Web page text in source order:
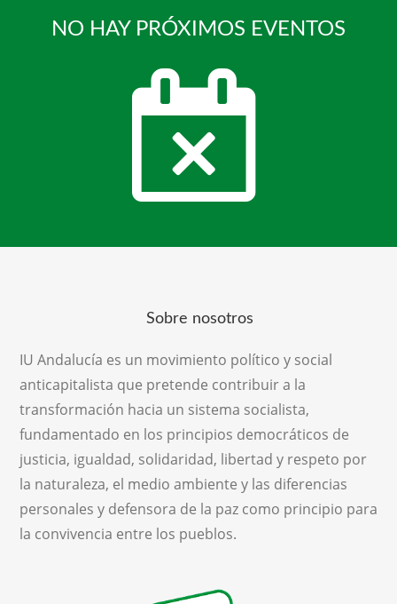
NO HAY PRÓXIMOS EVENTOS
Sobre nosotros
IU Andalucía es un movimiento político y social
anticapitalista que pretende contribuir a la
transformación hacia un sistema socialista,
fundamentado en los principios democráticos de
justicia, igualdad, solidaridad, libertad y respeto por
la naturaleza, el medio ambiente y las diferencias
personales y defensora de la paz como principio para
la convivencia entre los pueblos.